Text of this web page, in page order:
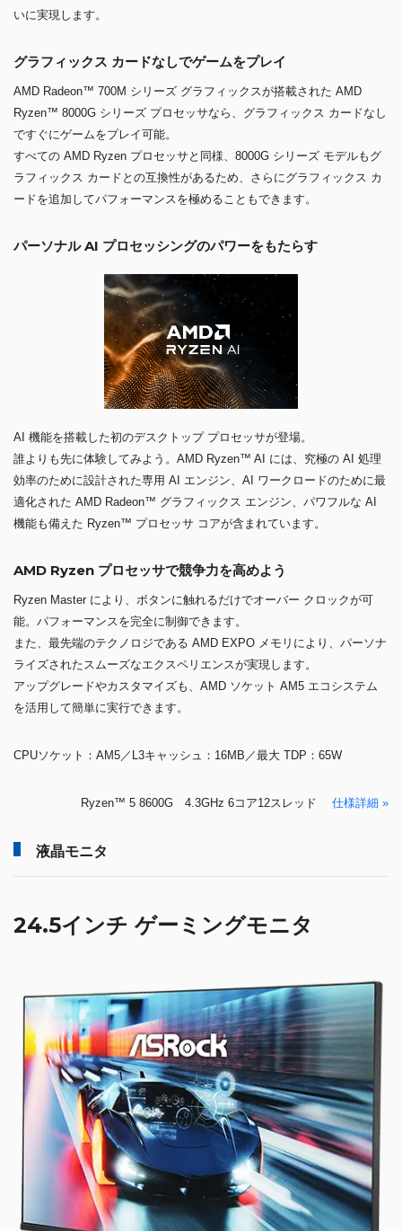
いに実現します。
グラフィックス カードなしでゲームをプレイ
AMD Radeon™ 700M シリーズ グラフィックスが搭載された AMD
Ryzen™ 8000G シリーズ プロセッサなら、グラフィックス カードなし
ですぐにゲームをプレイ可能。
すべての AMD Ryzen プロセッサと同様、8000G シリーズ モデルもグ
ラフィックス カードとの互換性があるため、さらにグラフィックス カ
ードを追加してパフォーマンスを極めることもできます。
パーソナル AI プロセッシングのパワーをもたらす
AI 機能を搭載した初のデスクトップ プロセッサが登場。
誰よりも先に体験してみよう。AMD Ryzen™ AI には、究極の AI 処理
効率のために設計された専用 AI エンジン、AI ワークロードのために最
適化された AMD Radeon™ グラフィックス エンジン、パワフルな AI
機能も備えた Ryzen™ プロセッサ コアが含まれています。
AMD Ryzen プロセッサで競争力を高めよう
Ryzen Master により、ボタンに触れるだけでオーバー クロックが可
能。パフォーマンスを完全に制御できます。
また、最先端のテクノロジである AMD EXPO メモリにより、パーソナ
ライズされたスムーズなエクスペリエンスが実現します。
アップグレードやカスタマイズも、AMD ソケット AM5 エコシステム
を活用して簡単に実行できます。
CPUソケット：AM5／L3キャッシュ：16MB／最大 TDP：65W
Ryzen™ 5 8600G 4.3GHz 6コア12スレッド 仕様詳細 »
液晶モニタ
24.5インチ ゲーミングモニタ